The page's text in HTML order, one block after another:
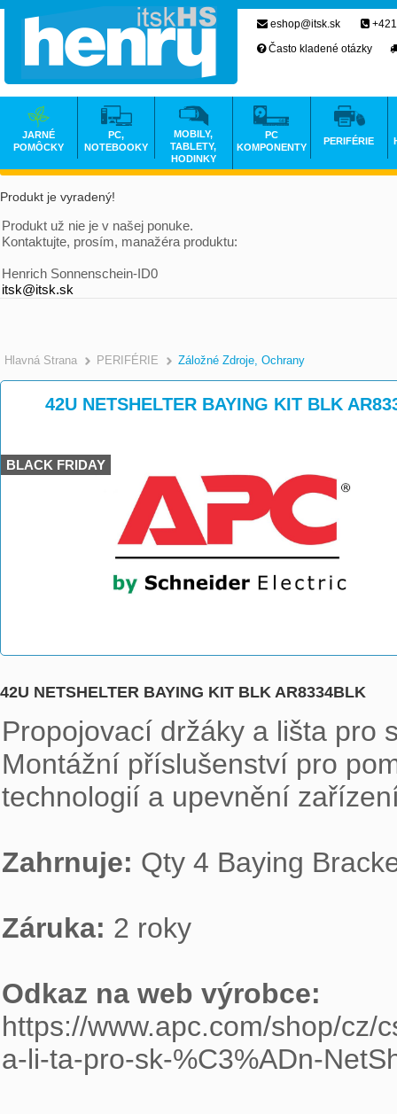
Produkt je vyradený!
Produkt už nie je v našej ponuke.
Kontaktujte, prosím, manažéra produktu:
Henrich Sonnenschein-ID0
itsk@itsk.sk
Hlavná Strana >
PERIFÉRIE >
Záložné Zdroje, Ochrany
42U NETSHELTER BAYING KIT BLK
BLACK FRIDAY
42U NETSHELTER BAYING KIT BLK AR8334BLK
Propojovací držáky a lišta pro
Montážní příslušenství pro
technologií a upevnění
Zahrnuje: Qty 4 Baying
Záruka: 2 roky
https://www.apc.com/shop/cz/
a-li-ta-pro-sk-%C3%ADn-
eshop@itsk.sk
Často kladené otázky
JARNÉ
POMÔCKY
PC,
NOTEBOOKY
MOBILY,
TABLETY,
HODINKY
PC
KOMPONENTY
PERIFÉRIE